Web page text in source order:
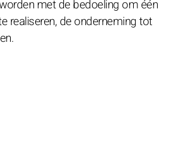
met de bedoeling om één
realiseren, de onderneming tot